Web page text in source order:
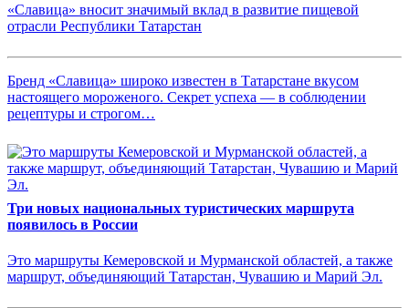
«Славица» вносит значимый вклад в развитие пищевой
отрасли Республики Татарстан
Бренд «Славица» широко известен в Татарстане вкусом
настоящего мороженого. Секрет успеха — в соблюдении
рецептуры и строгом…
Три новых национальных туристических маршрута
появилось в России
Это маршруты Кемеровской и Мурманской областей, а также
маршрут, объединяющий Татарстан, Чувашию и Марий Эл.